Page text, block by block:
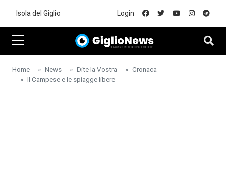
Isola del Giglio Login
Home News Dite la Vostra
Cronaca
Il Campese e le spiagge libere